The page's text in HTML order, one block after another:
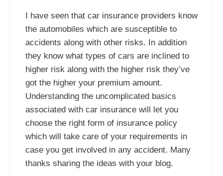
I have seen that car insurance providers know
the automobiles which are susceptible to
accidents along with other risks. In addition
they know what types of cars are inclined to
higher risk along with the higher risk they’ve
got the higher your premium amount.
Understanding the uncomplicated basics
associated with car insurance will let you
choose the right form of insurance policy
which will take care of your requirements in
case you get involved in any accident. Many
thanks sharing the ideas with your blog.